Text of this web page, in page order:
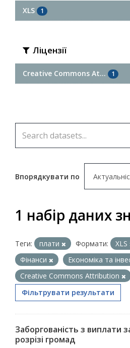
XLS 1
Ліцензії
Creative Commons At... 1
Впорядкувати по
1 набір даних
Теги: плати Формати: XLS
Фінанси
Економіка та
Creative Commons Attribution
Фільтрувати результати
Заборгованість з виплати
розрізі громад